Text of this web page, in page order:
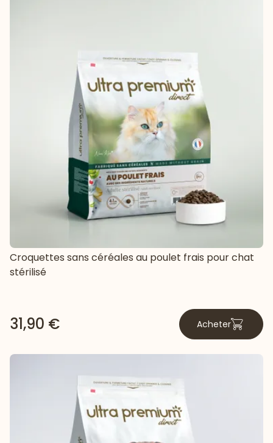
Croquettes sans céréales au poulet frais pour chat
stérilisé
31,90 € Acheter